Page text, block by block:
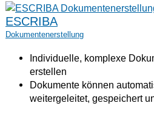
ESCRIBA
Dokumentenerstellung
Individuelle, komplexe
erstellen
Dokumente können
weitergeleitet, gespeichert